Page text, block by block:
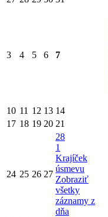
3 4 5 6 7
10 11 12 13 14
17 18 19 20 21
24 25 26 27
28
1
Krajíček
úsmevu
Zobraziť
všetky
záznamy z
dňa